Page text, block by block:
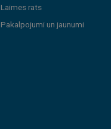
Laimes rats
Pakalpojumi un jaunumi